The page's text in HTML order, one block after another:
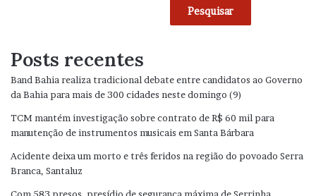
Pesquisar
Posts recentes
Band Bahia realiza tradicional debate entre candidatos ao Governo
da Bahia para mais de 300 cidades neste domingo (9)
TCM mantém investigação sobre contrato de R$ 60 mil para
manutenção de instrumentos musicais em Santa Bárbara
Acidente deixa um morto e três feridos na região do povoado Serra
Branca, Santaluz